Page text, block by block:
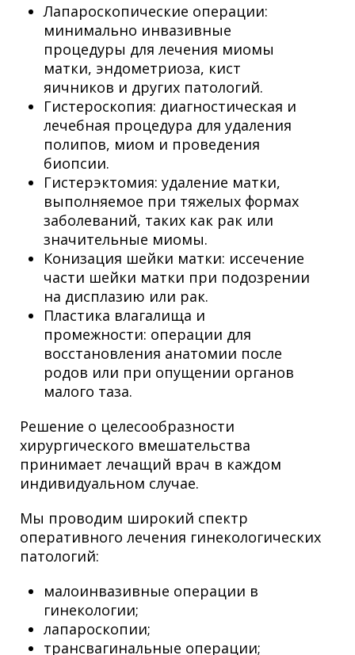
Лапароскопические операции:
минимально инвазивные
процедуры для лечения миомы
матки, эндометриоза, кист
яичников и других патологий.
Гистероскопия: диагностическая и
лечебная процедура для удаления
полипов, миом и проведения
биопсии.
Гистерэктомия: удаление матки,
выполняемое при тяжелых формах
заболеваний, таких как рак или
значительные миомы.
Конизация шейки матки: иссечение
части шейки матки при подозрении
на дисплазию или рак.
Пластика влагалища и
промежности: операции для
восстановления анатомии после
родов или при опущении органов
малого таза.
Решение о целесообразности
хирургического вмешательства
принимает лечащий врач в каждом
индивидуальном случае.
Мы проводим широкий спектр
оперативного лечения гинекологических
патологий:
малоинвазивные операции в
гинекологии;
лапароскопии;
трансвагинальные операции;